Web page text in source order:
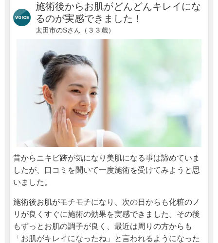
施術後からお肌がどんどんキレイにな
るのが実感できました！
太田市のSさん（３３歳）
昔からニキビ跡が気になり美肌になる事は諦めていま
したが、口コミを聞いて一度施術を受けてみようと思
いました。
施術後お肌がモチモチになり、次の日からも化粧のノ
リが良くすぐに施術の効果を実感できました。その後
もずっとお肌の調子が良く、最近は周りの方からも
「お肌がキレイになったね」と言われるようになった